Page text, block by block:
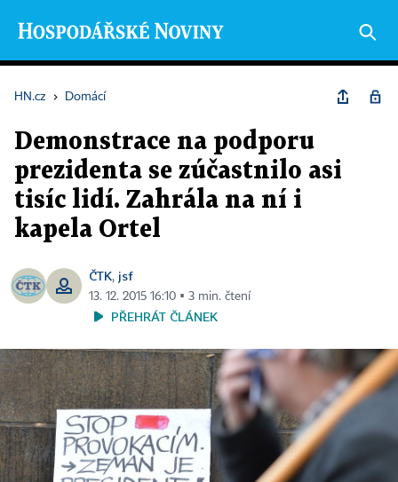
HN.cz › Domácí
Demonstrace na podporu
prezidenta se zúčastnilo asi
tisíc lidí. Zahrála na ní i
kapela Ortel
ČTK, jsf
13. 12. 2015 16:10 ▪ 3 min. čtení
PŘEHRÁT ČLÁNEK